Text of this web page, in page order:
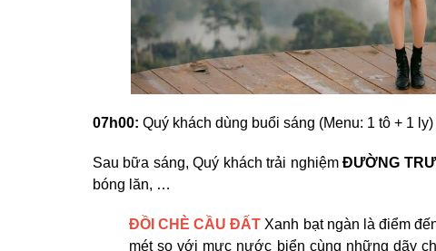
07h00: Quý khách dùng buổi sáng (Menu: 1 tô + 1 ly)
Sau bữa sáng, Quý khách trải nghiệmĐƯỜNG
bóng lăn, …
ĐỒI CHÈ CẦU ĐẤT Xanh bạt ngàn là điểm
mét so với mực nước biển cùng những dãy